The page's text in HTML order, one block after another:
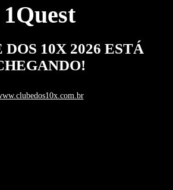
1Quest
DOS 10X 2026 ESTÁ